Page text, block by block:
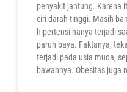
penyakit jantung. Karena
ciri darah tinggi. Masih
hipertensi hanya terjadi
paruh baya. Faktanya,
terjadi pada usia muda,
bawahnya. Obesitas juga